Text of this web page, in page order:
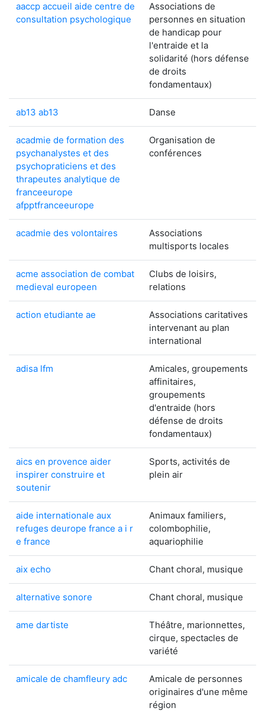
aaccp accueil aide centre de
consultation psychologique
Associations de
personnes en situation
de handicap pour
l'entraide et la
solidarité (hors défense
de droits
fondamentaux)
ab13 ab13 Danse
acadmie de formation des
psychanalystes et des
psychopraticiens et des
thrapeutes analytique de
franceeurope
afpptfranceeurope
Organisation de
conférences
acadmie des volontaires
Associations
multisports locales
acme association de combat
medieval europeen
Clubs de loisirs,
relations
action etudiante ae
Associations caritatives
intervenant au plan
international
adisa lfm
Amicales, groupements
affinitaires,
groupements
d'entraide (hors
défense de droits
fondamentaux)
aics en provence aider
inspirer construire et
soutenir
Sports, activités de
plein air
aide internationale aux
refuges deurope france a i r
e france
Animaux familiers,
colombophilie,
aquariophilie
aix echo Chant choral, musique
alternative sonore Chant choral, musique
ame dartiste
Théâtre, marionnettes,
cirque, spectacles de
variété
amicale de chamfleury adc
Amicale de personnes
originaires d'une même
région